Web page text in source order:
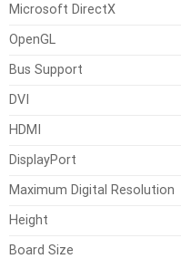
Microsoft DirectX
OpenGL
Bus Support
DVI
HDMI
DisplayPort
Maximum Digital Resolution
Height
Board Size